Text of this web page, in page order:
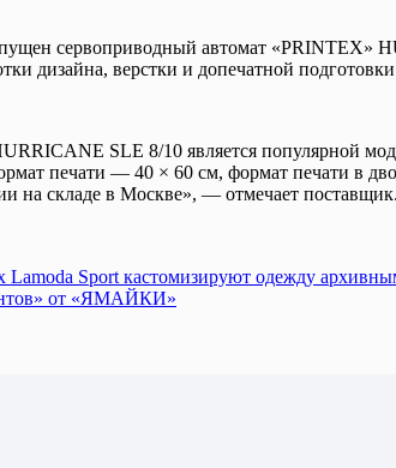
сервоприводный автомат «PRINTEX»
дизайна, верстки и допечатной
SLE 8/10 является популярной
печати — 40 × 60 см, формат печати в
на складе в Москве», — отмечает поставщик.
Lamoda Sport кастомизируют одежду
от «ЯМАЙКИ»